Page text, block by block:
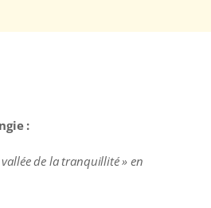
:
de la tranquillité » en